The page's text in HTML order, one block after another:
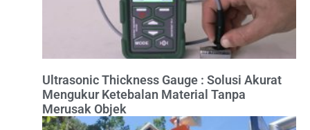
Ultrasonic Thickness Gauge : Solusi Akurat
Mengukur Ketebalan Material Tanpa
Merusak Objek